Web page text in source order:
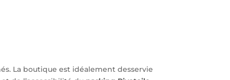
La boutique est idéalement desservie